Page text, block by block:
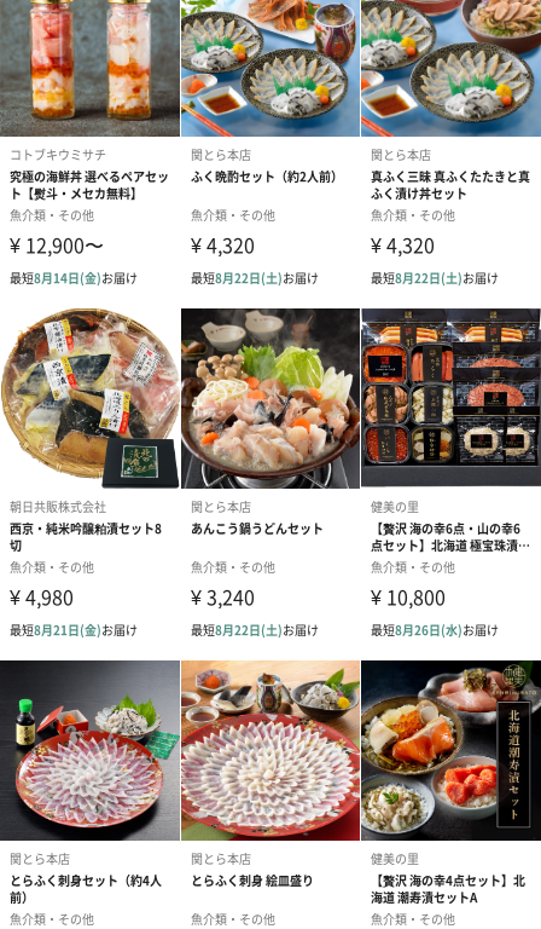
山わさびが引き立てる豊かな香り。
ツンと香る山わさびがたらこの風味をより一層引き立てます。
晩酌のお供やマヨネーズと和えて野菜やお揚げ焼きにも。
贈り物におすすめ
大切な方への贈り物として喜ばれるギフトセット。
普段のお食事の一品やまたおつまみとしてもお楽しみいただける
島の人とは
当店は最北の島、北海道礼文島に本拠地を構える「株式会社レブ
ニーズ」が運営する、北海道の食材にこだわるお店です。「北海
と「美味しさ」を日本全国へ。最北の離島より北海道の魅力を発
信し続けます。
配送について
配送業者規定により、一部島しょ部等につきましては配達希望日
時に沿えない場合がございます。何卒ご了承くださいますようお
願い申し上げます。